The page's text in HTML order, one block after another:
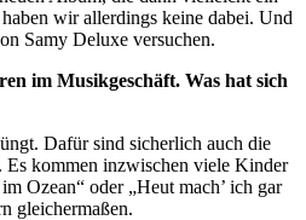
wir allerdings keine dabei. Und
Samy Deluxe versuchen.
im Musikgeschäft. Was hat sich
Dafür sind sicherlich auch die
Es kommen inzwischen viele Kinder
Ozean“ oder „Heut mach’ ich gar
gleichermaßen.